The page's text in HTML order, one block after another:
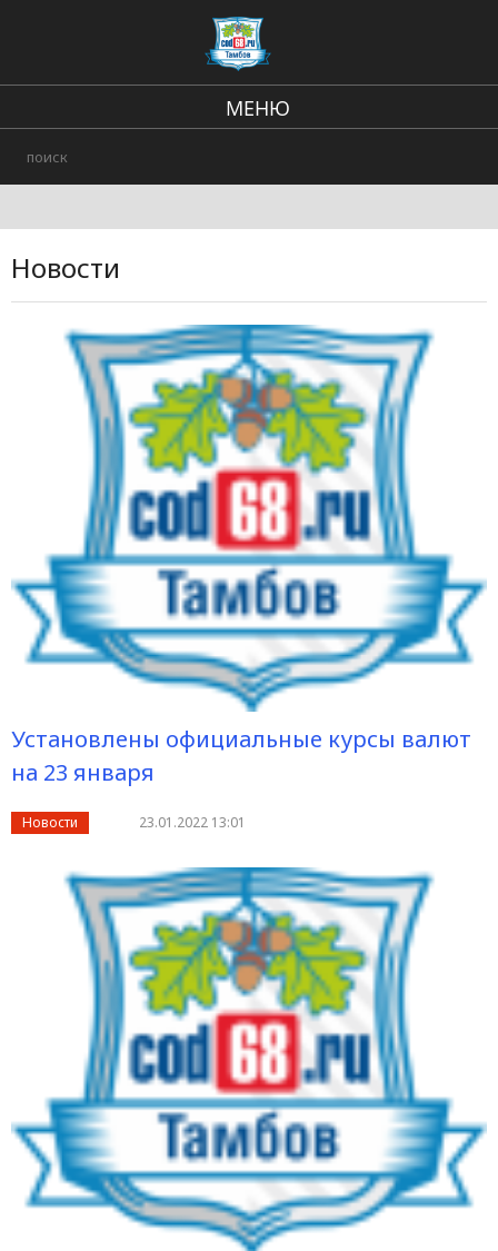
МЕНЮ
Новости
Установлены официальные курсы валют
на 23 января
Новости 23.01.2022 13:01